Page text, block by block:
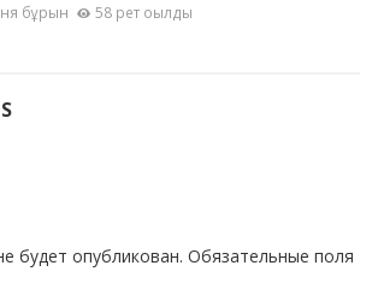
бұрын 58 рет оқылды
будет опубликован. Обязательные поля